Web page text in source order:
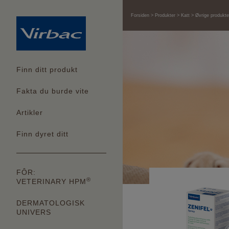
Finn ditt produkt
Fakta du burde vite
Artikler
Finn dyret ditt
FÔR:
VETERINARY HPM®
DERMATOLOGISK
UNIVERS
Forsiden Produkter Katt Øvrige